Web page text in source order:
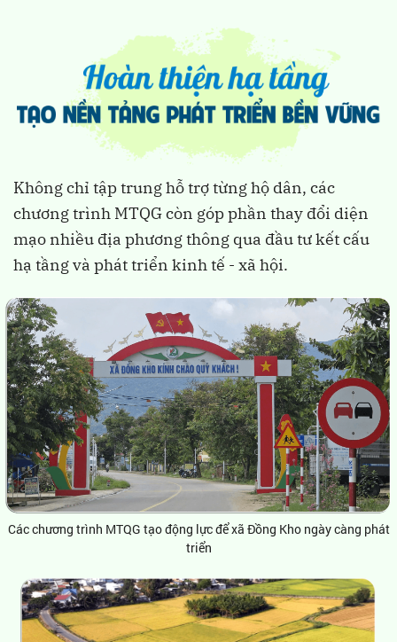
Không chỉ tập trung hỗ trợ từng hộ dân, các
chương trình MTQG còn góp phần thay đổi diện
mạo nhiều địa phương thông qua đầu tư kết cấu
hạ tầng và phát triển kinh tế - xã hội.
Các chương trình MTQG tạo động lực để xã Đồng Kho ngày càng phát
triển